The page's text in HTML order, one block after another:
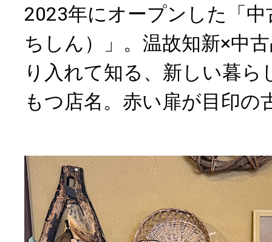
2023年にオープンした「
ちしん）」。温故知新×中
り入れて知る、新しい暮ら
もつ店名。赤い扉が目印の